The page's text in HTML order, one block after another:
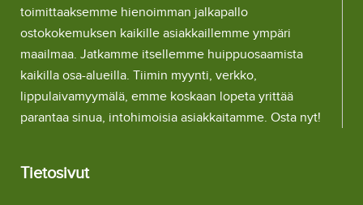
toimittaaksemme hienoimman jalkapallo
ostokokemuksen kaikille asiakkaillemme ympäri
maailmaa. Jatkamme itsellemme huippuosaamista
kaikilla osa-alueilla. Tiimin myynti, verkko,
lippulaivamyymälä, emme koskaan lopeta yrittää
parantaa sinua, intohimoisia asiakkaitamme. Osta nyt!
Tietosivut